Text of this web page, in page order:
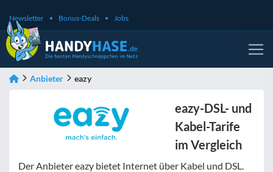
Newsletter Bonus-Deals Jobs
Anbieter eazy
eazy-DSL- und
Kabel-Tarife
im Vergleich
Der Anbieter eazy bietet Internet über Kabel und DSL.